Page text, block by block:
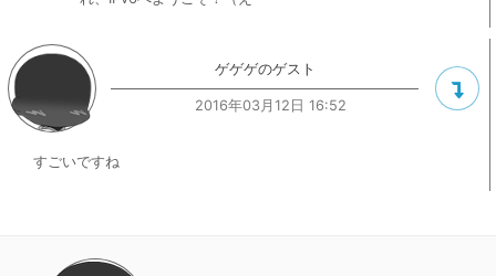
ゲゲゲのゲスト
2016年03月12日 16:52
すごいですね